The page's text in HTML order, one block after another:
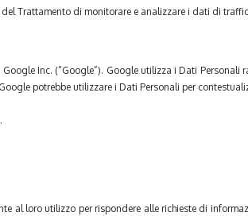
Trattamento di monitorare e analizzare i dati di
Inc. (“Google”). Google utilizza i Dati
potrebbe utilizzare i Dati Personali per
al loro utilizzo per rispondere alle richieste di